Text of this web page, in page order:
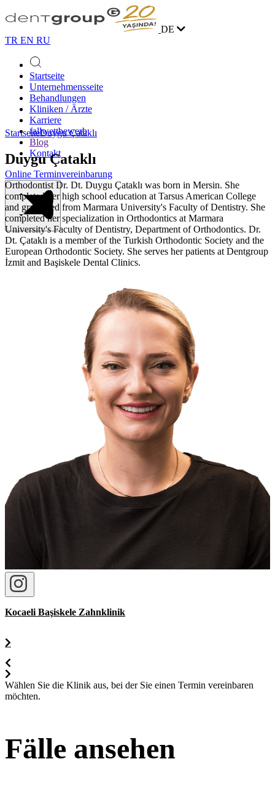
DE
TR EN RU
Startseite
Unternehmensseite
Behandlungen
Kliniken / Ärzte
Karriere
fallwettbewerb
Blog
Kontakt
Online Terminvereinbarung
StartseiteDuygu Çataklı
Duygu Çataklı
Orthodontist Dr. Dt. Duygu Çataklı was born in Mersin. She
completed her high school education at Tarsus American College
and graduated from Marmara University's Faculty of Dentistry. She
completed her specialization in Orthodontics at Marmara
University's Faculty of Dentistry, Department of Orthodontics. Dr.
Dt. Çataklı is a member of the Turkish Orthodontic Society and the
European Orthodontic Society. She serves her patients at Dentgroup
İzmit and Başiskele Dental Clinics.
Kocaeli Başiskele Zahnklinik
Wählen Sie die Klinik aus, bei der Sie einen Termin vereinbaren
möchten.
Fälle ansehen